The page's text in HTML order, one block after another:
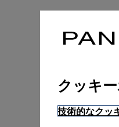
クッキ
技術的なクッ